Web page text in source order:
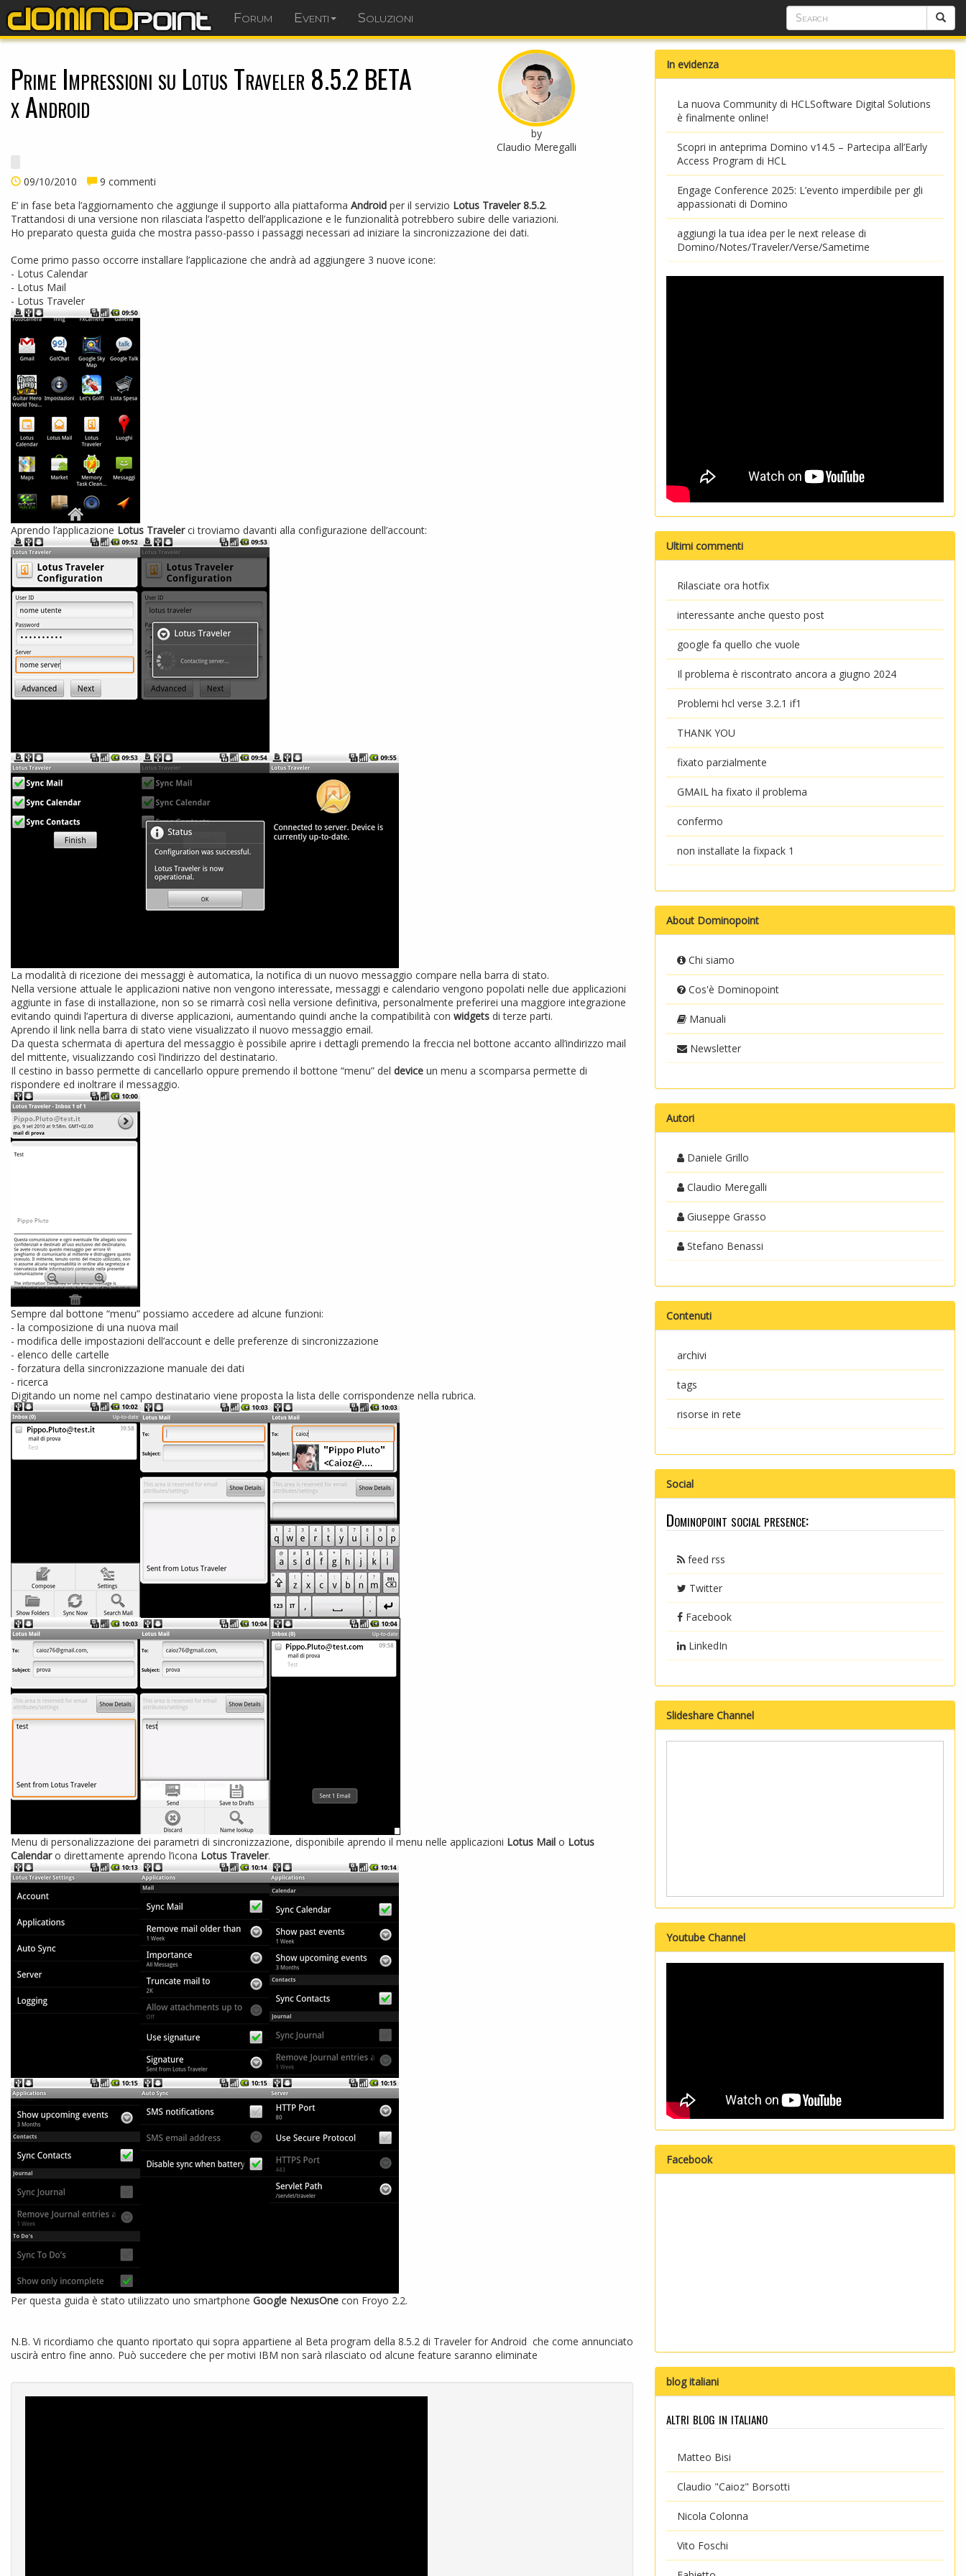
Forum Eventi Soluzioni
Prime Impressioni su Lotus Traveler 8.5.2 BETA
x Android
by
Claudio Meregalli
09/10/2010
9 commenti
E’ in fase beta l’aggiornamento che aggiunge il supporto alla piattaforma Android per il servizio Lotus Traveler 8.5.2.
Trattandosi di una versione non rilasciata l’aspetto dell’applicazione e le funzionalità potrebbero subire delle variazioni.
Ho preparato questa guida che mostra passo-passo i passaggi necessari ad iniziare la sincronizzazione dei dati.
Come primo passo occorre installare l’applicazione che andrà ad aggiungere 3 nuove icone:
- Lotus Calendar
- Lotus Mail
- Lotus Traveler
Aprendo l’applicazione Lotus Travelerci troviamo davanti alla configurazione dell’account:
La modalità di ricezione dei messaggi è automatica, la notifica di un nuovo messaggio compare nella barra di stato.
Nella versione attuale le applicazioni native non vengono interessate, messaggi e calendario vengono popolati nelle due applicazioni
aggiunte in fase di installazione, non so se rimarrà così nella versione definitiva, personalmente preferirei una maggiore integrazione
evitando quindi l’apertura di diverse applicazioni, aumentando quindi anche la compatibilità con widgets di terze parti.
Aprendo il link nella barra di stato viene visualizzato il nuovo messaggio email.
Da questa schermata di apertura del messaggio è possibile aprire i dettagli premendo la freccia nel bottone accanto all’indirizzo mail
del mittente, visualizzando così l’indirizzo del destinatario.
Il cestino in basso permette di cancellarlo oppure premendo il bottone “menu” del device un menu a scomparsa permette di
rispondere ed inoltrare il messaggio.
Sempre dal bottone “menu” possiamo accedere ad alcune funzioni:
- la composizione di una nuova mail
- modifica delle impostazioni dell’account e delle preferenze di sincronizzazione
- elenco delle cartelle
- forzatura della sincronizzazione manuale dei dati
- ricerca
Digitando un nome nel campo destinatario viene proposta la lista delle corrispondenze nella rubrica.
Menu di personalizzazione dei parametri di sincronizzazione, disponibile aprendo il menu nelle applicazioni Lotus Mail o Lotus
Calendaro direttamente aprendo l’icona Lotus Traveler.
Per questa guida è stato utilizzato uno smartphone Google NexusOne con Froyo 2.2.
N.B. Vi ricordiamo che quanto riportato qui sopra appartiene al Beta program della 8.5.2 di Traveler for Android che come annunciato
uscirà entro fine anno. Può succedere che per motivi IBM non sarà rilasciato od alcune feature saranno eliminate
In evidenza
La nuova Community di HCLSoftware Digital Solutions
è finalmente online!
Scopri in anteprima Domino v14.5 – Partecipa all’Early
Access Program di HCL
Engage Conference 2025: L’evento imperdibile per gli
appassionati di Domino
aggiungi la tua idea per le next release di
Domino/Notes/Traveler/Verse/Sametime
Ultimi commenti
Rilasciate ora hotfix
interessante anche questo post
google fa quello che vuole
Il problema è riscontrato ancora a giugno 2024
Problemi hcl verse 3.2.1 if1
THANK YOU
fixato parzialmente
GMAIL ha fixato il problema
confermo
non installate la fixpack 1
About Dominopoint
Chi siamo
Cos'è Dominopoint
Manuali
Newsletter
Autori
Daniele Grillo
Claudio Meregalli
Giuseppe Grasso
Stefano Benassi
Contenuti
archivi
tags
risorse in rete
Social
Dominopoint social presence:
feed rss
Twitter
Facebook
LinkedIn
Slideshare Channel
Youtube Channel
Facebook
blog italiani
altri blog in italiano
Matteo Bisi
Claudio "Caioz" Borsotti
Nicola Colonna
Vito Foschi